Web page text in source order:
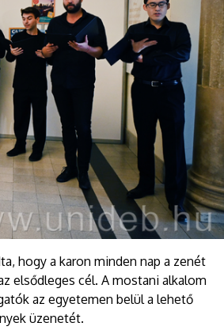
hogy a karon minden nap a zenét
elsődleges cél. A mostani alkalom
az egyetemen belül a lehető
üzenetét.